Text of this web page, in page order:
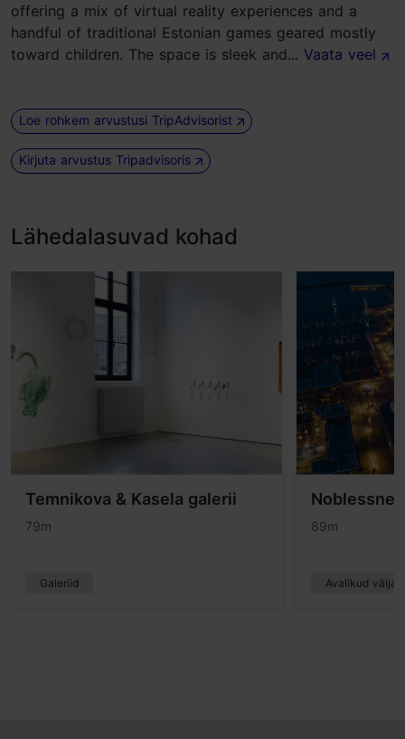
offering a mix of virtual reality experiences and a
handful of traditional Estonian games geared mostly
toward children. The space is sleek and... Vaata veel
Loe rohkem arvustusi TripAdvisorist
Kirjuta arvustus Tripadvisoris
Lähedalasuvad kohad
Temnikova & Kasela galerii
79m
Galeriid
Noblessner
89m
Avalikud